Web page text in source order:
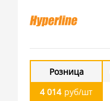
Розница
4 014 руб/шт